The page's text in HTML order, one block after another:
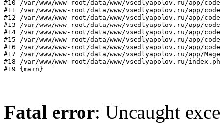
#10 /var/www/www-root/data/www/vsedlyapolov.ru/app/
#11 /var/www/www-root/data/www/vsedlyapolov.ru/app/
#12 /var/www/www-root/data/www/vsedlyapolov.ru/app/
#13 /var/www/www-root/data/www/vsedlyapolov.ru/app/
#14 /var/www/www-root/data/www/vsedlyapolov.ru/app/
#15 /var/www/www-root/data/www/vsedlyapolov.ru/app/
#16 /var/www/www-root/data/www/vsedlyapolov.ru/app/
#17 /var/www/www-root/data/www/vsedlyapolov.ru/app/
#18 /var/www/www-root/data/www/vsedlyapolov.ru/
#19 {main}
Fatal error: Uncaught